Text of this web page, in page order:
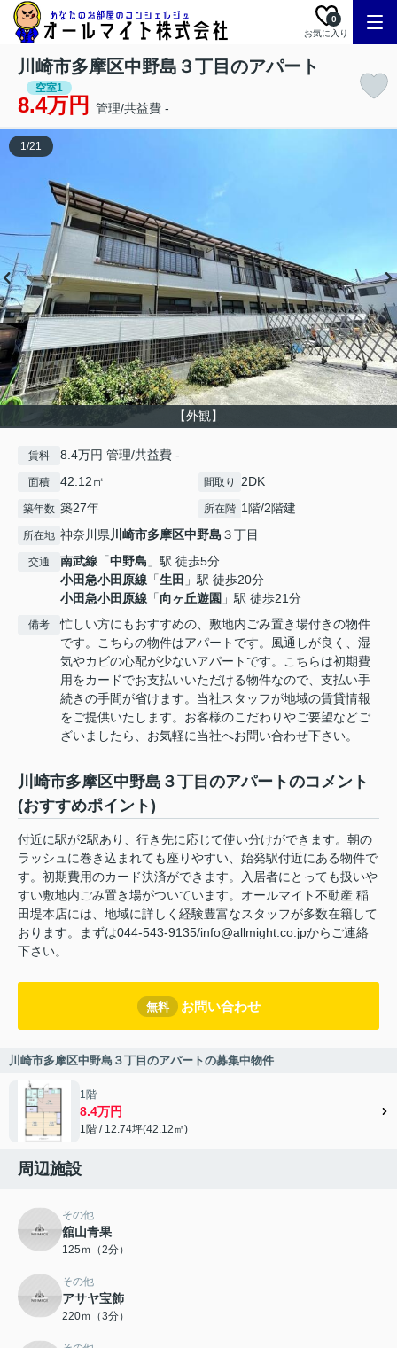
お気に入り
0
川崎市多摩区中野島３丁目のアパート
空室1
8.4万円 管理/共益費 -
【外観】
1/21
賃料 8.4万円 管理/共益費 -
面積 42.12㎡ 間取り 2DK
築年数 築27年 所在階 1階/2階建
所在地 神奈川県川崎市多摩区中野島 ３丁目
交通 南武線 「中野島 」駅 徒歩5分
小田急小田原線 「生田 」駅 徒歩20分
小田急小田原線 「向ヶ丘遊園 」駅 徒歩21分
備考
忙しい方にもおすすめの、敷地内ごみ置き場付きの物件
です。こちらの物件はアパートです。風通しが良く、湿
気やカビの心配が少ないアパートです。こちらは初期費
用をカードでお支払いいただける物件なので、支払い手
続きの手間が省けます。当社スタッフが地域の賃貸情報
をご提供いたします。お客様のこだわりやご要望などご
ざいましたら、お気軽に当社へお問い合わせ下さい。
川崎市多摩区中野島３丁目のアパートのコメント
(おすすめポイント)
付近に駅が2駅あり、行き先に応じて使い分けができます。朝の
ラッシュに巻き込まれても座りやすい、始発駅付近にある物件で
す。初期費用のカード決済ができます。入居者にとっても扱いや
すい敷地内ごみ置き場がついています。オールマイト不動産 稲
田堤本店には、地域に詳しく経験豊富なスタッフが多数在籍して
おります。まずは044-543-9135/info@allmight.co.jpからご連絡
下さい。
無料 お問い合わせ
川崎市多摩区中野島３丁目のアパートの募集中物件
1階
8.4万円
1階 / 12.74坪(42.12㎡)
周辺施設
その他
舘山青果
125ｍ（2分）
その他
アサヤ宝飾
220ｍ（3分）